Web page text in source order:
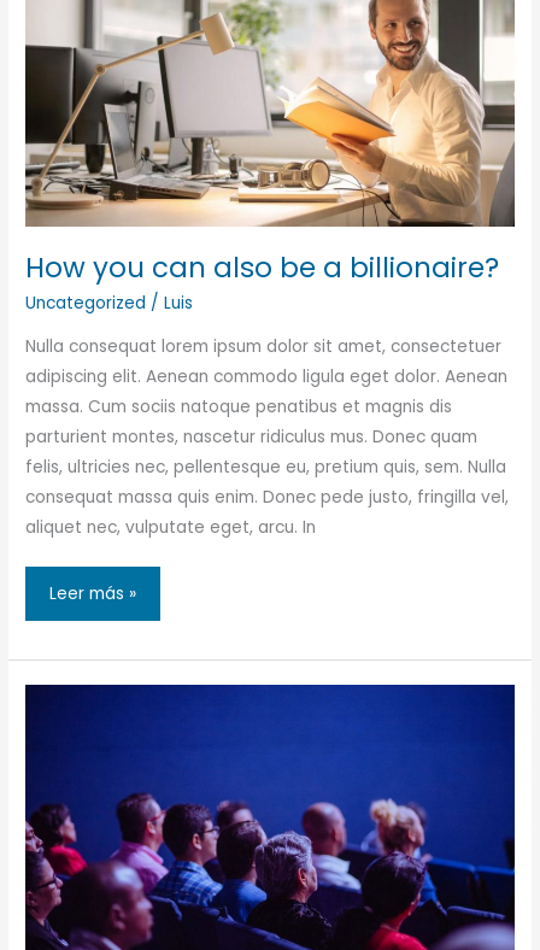
perspective
How you can also be a billionaire?
Uncategorized /Luis
Nulla consequat lorem ipsum dolor sit amet, consectetuer
adipiscing elit. Aenean commodo ligula eget dolor. Aenean
massa. Cum sociis natoque penatibus et magnis dis
parturient montes, nascetur ridiculus mus. Donec quam
felis, ultricies nec, pellentesque eu, pretium quis, sem. Nulla
consequat massa quis enim. Donec pede justo, fringilla vel,
aliquet nec, vulputate eget, arcu. In
How
you
also
Leer más »